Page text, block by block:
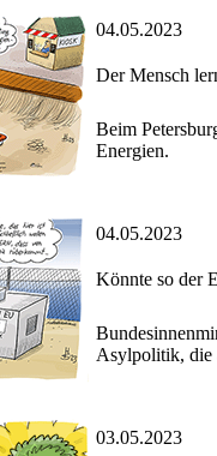
04.05.2023
Der Mensch
Beim
Energien.
04.05.2023
Könnte so der
Asylpolitik, die
03.05.2023